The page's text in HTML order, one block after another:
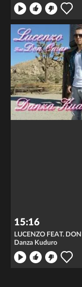
15:16
Danza Kuduro